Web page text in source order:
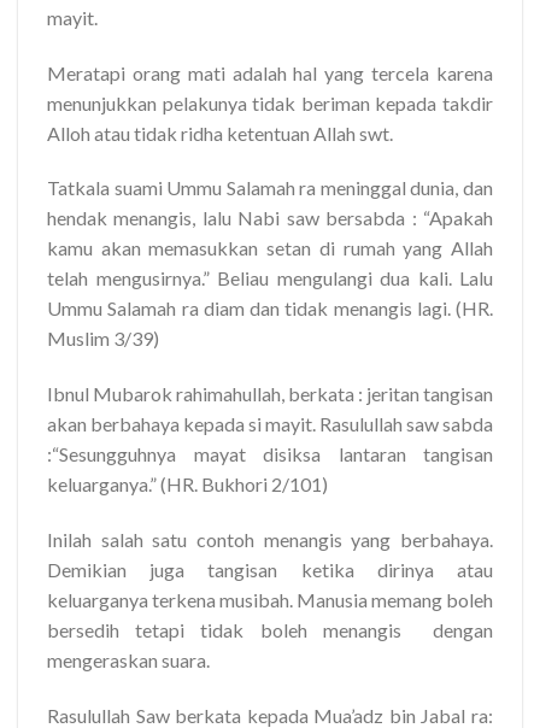
mayit.
Meratapi orang mati adalah hal yang tercela karena
menunjukkan pelakunya tidak beriman kepada takdir
Alloh atau tidak ridha ketentuan Allah swt.
Tatkala suami Ummu Salamah ra meninggal dunia, dan
hendak menangis, lalu Nabi saw bersabda : “Apakah
kamu akan memasukkan setan di rumah yang Allah
telah mengusirnya.” Beliau mengulangi dua kali. Lalu
Ummu Salamah ra diam dan tidak menangis lagi. (HR.
Muslim 3/39)
Ibnul Mubarok rahimahullah, berkata : jeritan tangisan
akan berbahaya kepada si mayit. Rasulullah saw sabda
:“Sesungguhnya mayat disiksa lantaran tangisan
keluarganya.” (HR. Bukhori 2/101)
Inilah salah satu contoh menangis yang berbahaya.
Demikian juga tangisan ketika dirinya atau
keluarganya terkena musibah. Manusia memang boleh
bersedih tetapi tidak boleh menangis dengan
mengeraskan suara.
Rasulullah Saw berkata kepada Mua’adz bin Jabal ra: